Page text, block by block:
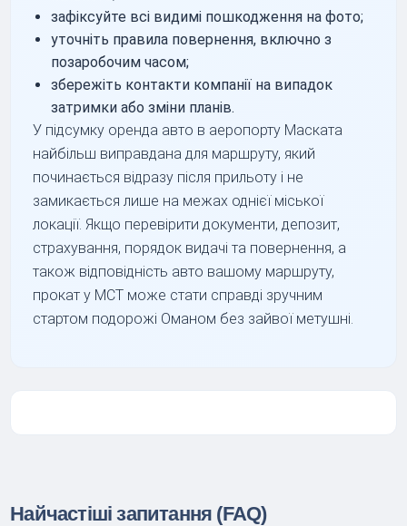
зафіксуйте всі видимі пошкодження на фото;
уточніть правила повернення, включно з
позаробочим часом;
збережіть контакти компанії на випадок
затримки або зміни планів.
У підсумку оренда авто в аеропорту Маската
найбільш виправдана для маршруту, який
починається відразу після прильоту і не
замикається лише на межах однієї міської
локації. Якщо перевірити документи, депозит,
страхування, порядок видачі та повернення, а
також відповідність авто вашому маршруту,
прокат у MCT може стати справді зручним
стартом подорожі Оманом без зайвої метушні.
Найчастіші запитання (FAQ)